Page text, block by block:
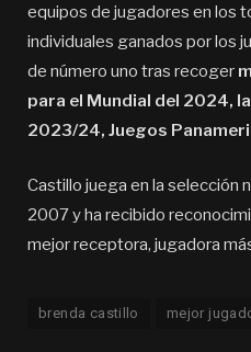
equipos de jugadores en los
individuales ganados por los
de número uno tras recoger
para el Mundial del 2024,
2023/24, Juegos
Castillo juega en la selección
2007 y ha recibido
mejor receptora, jugadora
brenda castillo mejor